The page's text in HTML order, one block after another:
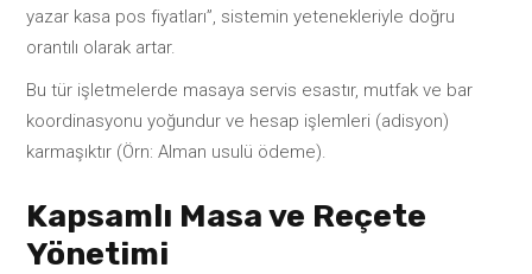
yazar kasa pos fiyatları”, sistemin yetenekleriyle doğru
orantılı olarak artar.
Bu tür işletmelerde masaya servis esastır, mutfak ve bar
koordinasyonu yoğundur ve hesap işlemleri (adisyon)
karmaşıktır (Örn: Alman usulü ödeme).
Kapsamlı Masa ve Reçete
Yönetimi